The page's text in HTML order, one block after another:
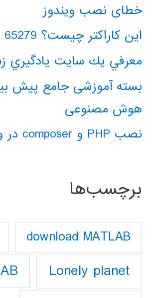
خطای نصب ویندوز
این کاراکتر چیست؟ 65279
معرفي يك سايت يادگيري
بسته آموزشی جامع پیش
هوش مصنوعی
نصب PHP و composer در ویندوز 10
برچسب‌ها
download MATLAB
Lonely planet